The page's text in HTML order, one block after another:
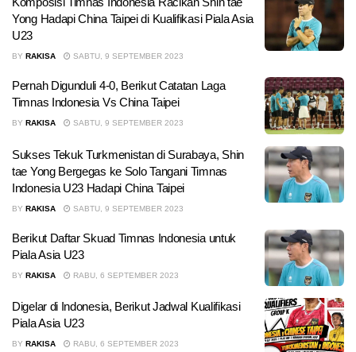
Yong Hadapi China Taipei di Kualifikasi Piala Asia
U23
BY RAKISA SABTU, 9 SEPTEMBER 2023
Pernah Digunduli 4-0, Berikut Catatan Laga
Timnas Indonesia Vs China Taipei
BY RAKISA SABTU, 9 SEPTEMBER 2023
Sukses Tekuk Turkmenistan di Surabaya, Shin
tae Yong Bergegas ke Solo Tangani Timnas
Indonesia U23 Hadapi China Taipei
BY RAKISA SABTU, 9 SEPTEMBER 2023
Berikut Daftar Skuad Timnas Indonesia untuk
Piala Asia U23
BY RAKISA RABU, 6 SEPTEMBER 2023
Digelar di Indonesia, Berikut Jadwal Kualifikasi
Piala Asia U23
BY RAKISA RABU, 6 SEPTEMBER 2023